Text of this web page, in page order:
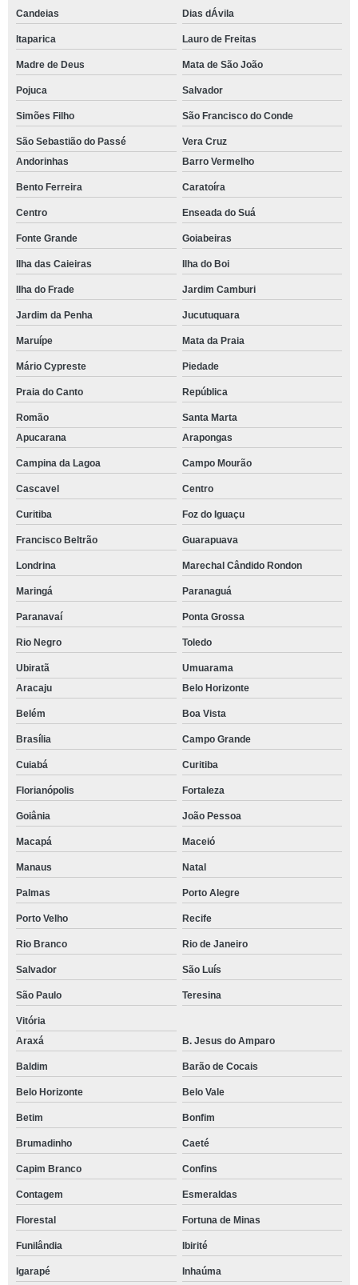
Candeias Dias dÁvila
Itaparica Lauro de Freitas
Madre de Deus Mata de São João
Pojuca Salvador
Simões Filho São Francisco do Conde
São Sebastião do Passé
Vera Cruz
Andorinhas
Barro Vermelho
Bento Ferreira Caratoíra
Centro Enseada do Suá
Fonte Grande Goiabeiras
Ilha das Caieiras Ilha do Boi
Ilha do Frade Jardim Camburi
Jardim da Penha Jucutuquara
Maruípe Mata da Praia
Mário Cypreste Piedade
Praia do Canto República
Romão
Santa Marta
Apucarana
Arapongas
Campina da Lagoa Campo Mourão
Cascavel Centro
Curitiba Foz do Iguaçu
Francisco Beltrão Guarapuava
Londrina Marechal Cândido Rondon
Maringá Paranaguá
Paranavaí Ponta Grossa
Rio Negro Toledo
Ubiratã
Umuarama
Aracaju
Belo Horizonte
Belém Boa Vista
Brasília Campo Grande
Cuiabá Curitiba
Florianópolis Fortaleza
Goiânia João Pessoa
Macapá Maceió
Manaus Natal
Palmas Porto Alegre
Porto Velho Recife
Rio Branco Rio de Janeiro
Salvador São Luís
São Paulo Teresina
Vitória
Araxá
B. Jesus do Amparo
Baldim Barão de Cocais
Belo Horizonte Belo Vale
Betim Bonfim
Brumadinho Caeté
Capim Branco Confins
Contagem Esmeraldas
Florestal Fortuna de Minas
Funilândia Ibirité
Igarapé Inhaúma